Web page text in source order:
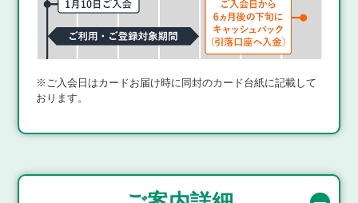
※ご入会日はカードお届け時に同封のカード台紙に記載して
おります。